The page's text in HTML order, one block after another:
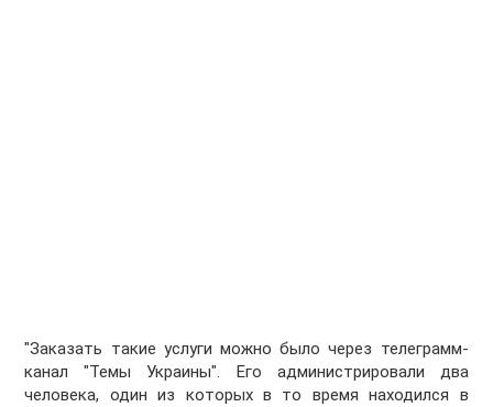
"Заказать такие услуги можно было через телеграмм-
канал "Темы Украины". Его администрировали два
человека, один из которых в то время находился в